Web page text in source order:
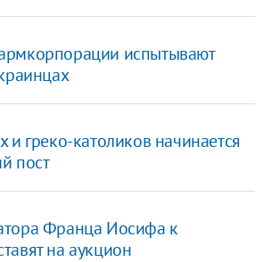
испытывают
и греко-католиков начинается
пост
Франца Иосифа к
на аукцион